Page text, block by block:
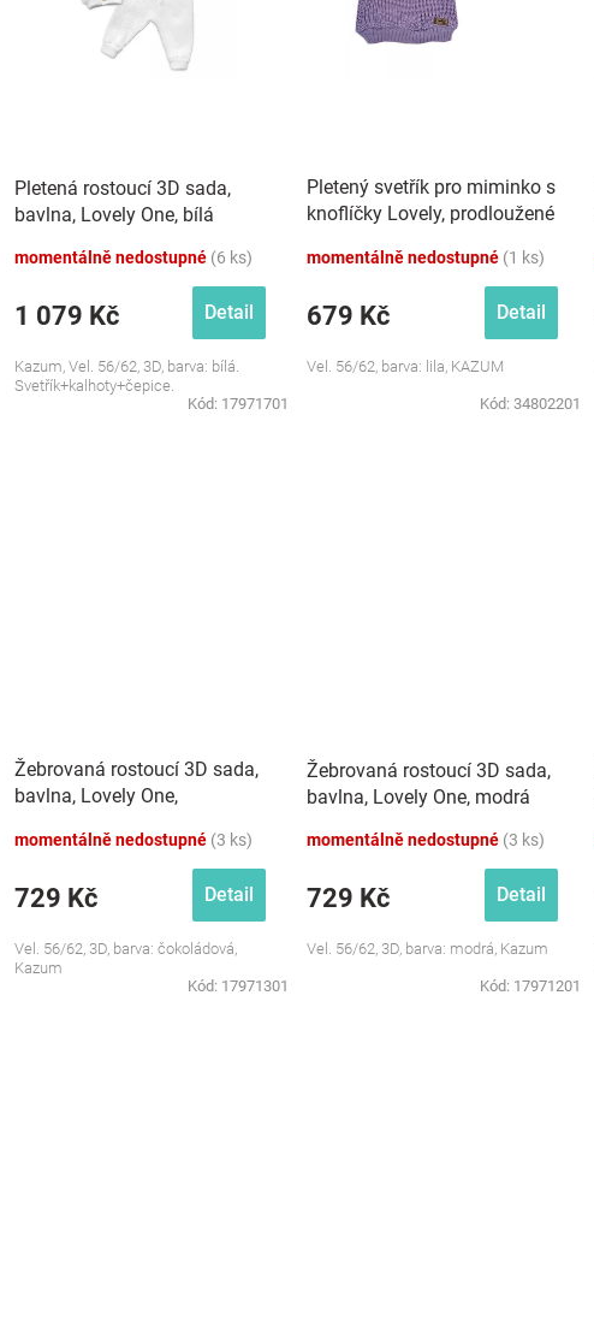
Pletená rostoucí 3D sada,
bavlna, Lovely One, bílá
momentálně nedostupné (6 ks)
1 079 Kč Detail
Kazum, Vel. 56/62, 3D, barva: bílá.
Svetřík+kalhoty+čepice.
Kód: 17971701
Pletený svetřík pro miminko s
knoflíčky Lovely, prodloužené
momentálně nedostupné (1 ks)
679 Kč Detail
Vel. 56/62, barva: lila, KAZUM
Kód: 34802201
Žebrovaná rostoucí 3D sada,
bavlna, Lovely One,
momentálně nedostupné (3 ks)
729 Kč Detail
Vel. 56/62, 3D, barva: čokoládová,
Kazum
Kód: 17971301
Žebrovaná rostoucí 3D sada,
bavlna, Lovely One, modrá
momentálně nedostupné (3 ks)
729 Kč Detail
Vel. 56/62, 3D, barva: modrá, Kazum
Kód: 17971201